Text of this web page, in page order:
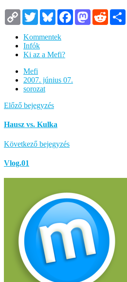
Copy
Link
TwitterBlueskyFacebookMastodon
Reddit
Kommentek
Infók
Ki az a Mefi?
Mefi
2007. június 07.
sorozat
Előző bejegyzés
Hausz vs. Kulka
Következő bejegyzés
Vlog.01